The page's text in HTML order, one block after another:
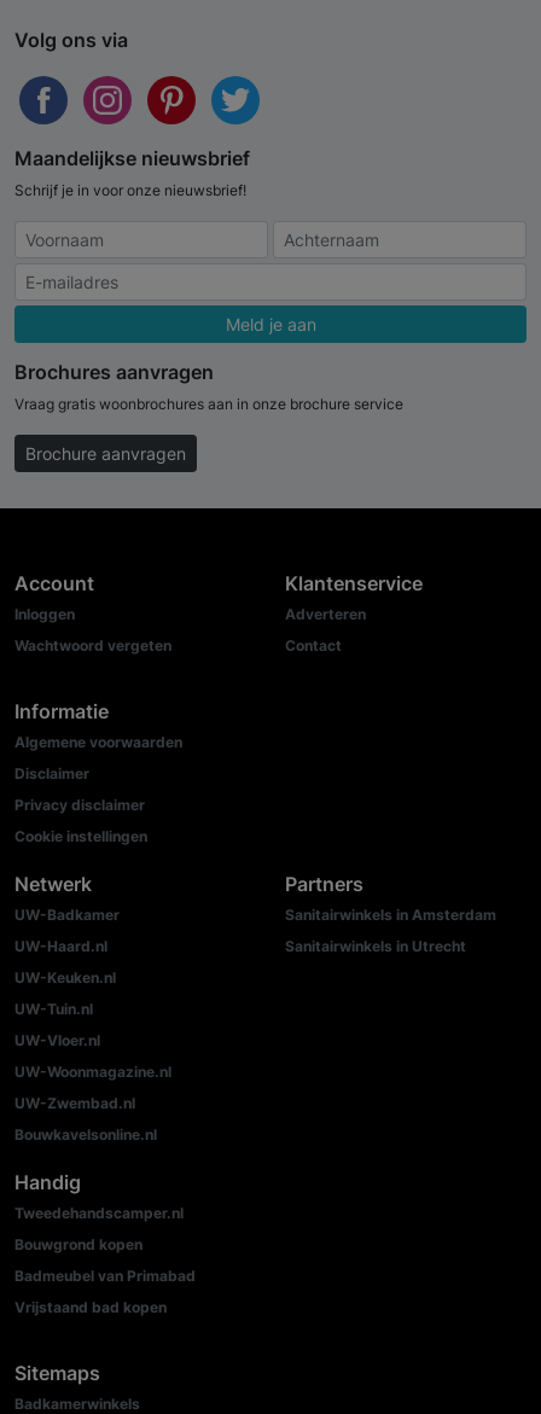
Volg ons via
Maandelijkse nieuwsbrief
Schrijf je in voor onze nieuwsbrief!
Meld je aan
Brochures aanvragen
Vraag gratis woonbrochures aan in onze brochure service
Brochure aanvragen
Account
Inloggen
Wachtwoord vergeten
Informatie
Algemene voorwaarden
Disclaimer
Privacy disclaimer
Cookie instellingen
Klantenservice
Adverteren
Contact
Netwerk
UW-Badkamer
UW-Haard.nl
UW-Keuken.nl
UW-Tuin.nl
UW-Vloer.nl
UW-Woonmagazine.nl
UW-Zwembad.nl
Bouwkavelsonline.nl
Partners
Sanitairwinkels in Amsterdam
Sanitairwinkels in Utrecht
Handig
Tweedehandscamper.nl
Bouwgrond kopen
Badmeubel van Primabad
Vrijstaand bad kopen
Sitemaps
Badkamerwinkels